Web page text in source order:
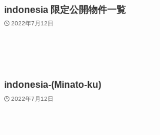
indonesia 限定公開物件一覧
2022年7月12日
indonesia-(Minato-ku)
2022年7月12日